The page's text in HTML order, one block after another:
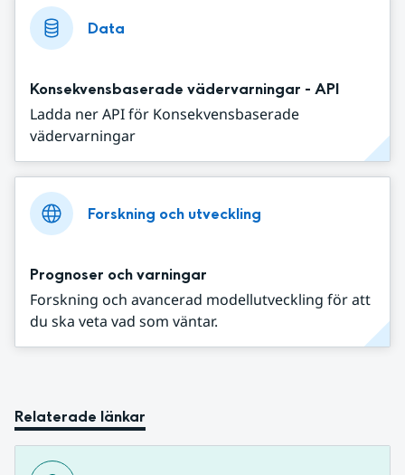
Data
Konsekvensbaserade vädervarningar - API
Ladda ner API för Konsekvensbaserade
vädervarningar
Forskning och utveckling
Prognoser och varningar
Forskning och avancerad modellutveckling för att
du ska veta vad som väntar.
Relaterade länkar